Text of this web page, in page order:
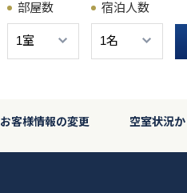
部屋数 宿泊人数
お客様情報の変更 空室状況